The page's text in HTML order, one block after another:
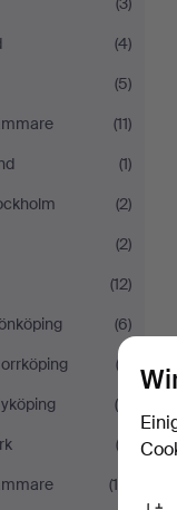
(4)
(5)
(11)
(1)
(2)
(2)
(12)
(6)
(3)
(5)
(2)
(10)